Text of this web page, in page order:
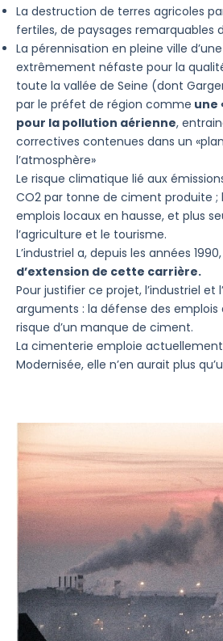
La destruction de terres agricoles
fertiles, de paysages remarquables
La pérennisation en pleine ville
extrêmement néfaste pour la
toute la vallée de Seine (dont
par le préfet de région comme une
pour la pollution aérienne,
correctives contenues dans un
l’atmosphère»
Le risque climatique lié aux
CO2 par tonne de ciment produite ;
emplois locaux en hausse, et plus
l’agriculture et le tourisme.
L’industriel a, depuis les années 1990,
d’extension de cette carrière.
Pour justifier ce projet, l’industriel et
arguments : la défense des
risque d’un manque de ciment.
La cimenterie emploie actuellement
Modernisée, elle n’en aurait plus